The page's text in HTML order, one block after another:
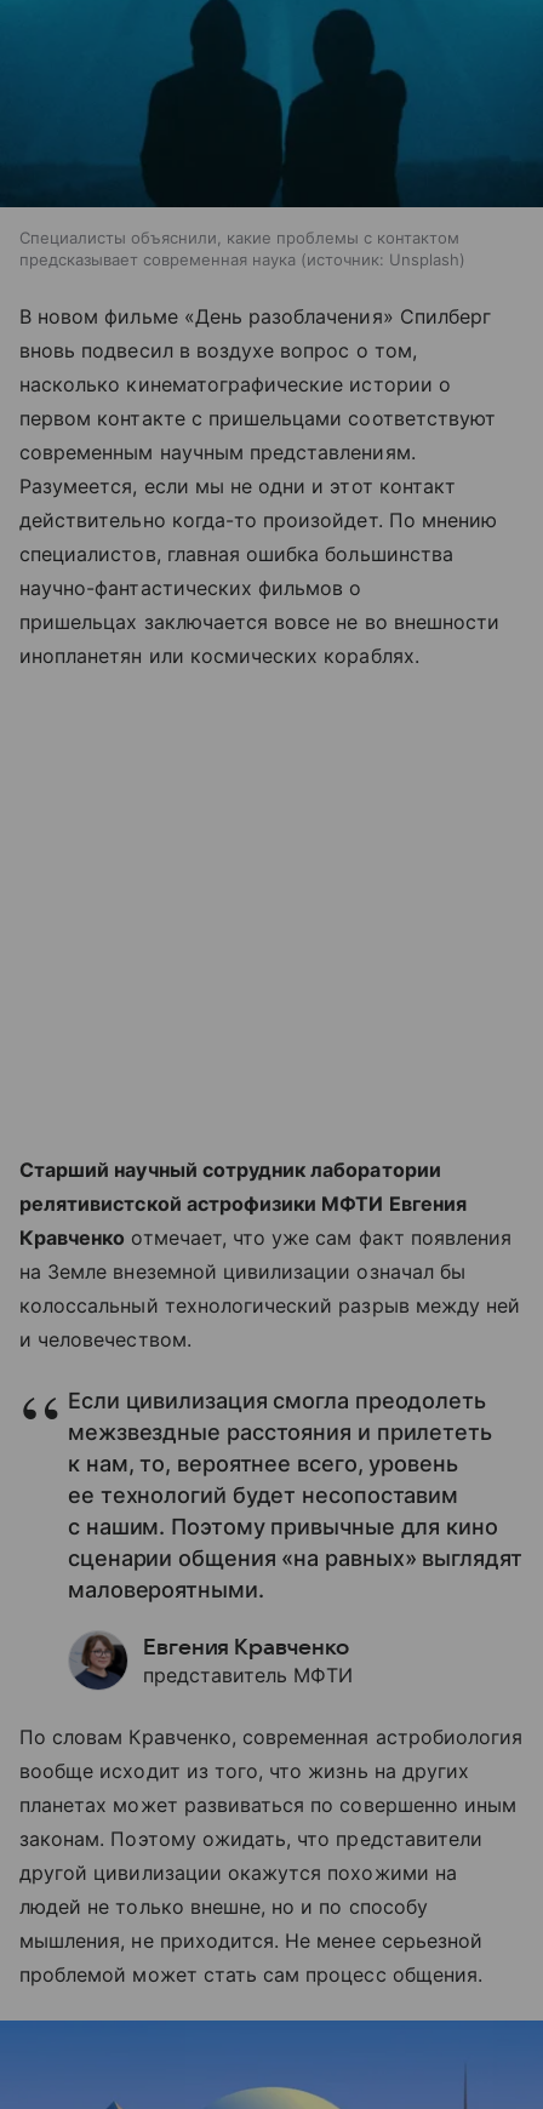
Специалисты объяснили, какие проблемы с контактом
предсказывает современная наука
источник: Unsplash
В новом фильме «День разоблачения» Спилберг
вновь подвесил в воздухе вопрос о том,
насколько кинематографические истории о
первом контакте с пришельцами соответствуют
современным научным представлениям.
Разумеется, если мы не одни и этот контакт
действительно когда-то произойдет. По мнению
специалистов, главная ошибка большинства
научно-фантастических фильмов о
пришельцах заключается вовсе не во внешности
инопланетян или космических кораблях.
Старший научный сотрудник лаборатории
релятивистской астрофизики МФТИ Евгения
Кравченко отмечает, что уже сам факт появления
на Земле внеземной цивилизации означал бы
колоссальный технологический разрыв между ней
и человечеством.
Если цивилизация смогла преодолеть
межзвездные расстояния и прилететь
к нам, то, вероятнее всего, уровень
ее технологий будет несопоставим
с нашим. Поэтому привычные для кино
сценарии общения «на равных» выглядят
маловероятными.
Евгения Кравченко
представитель МФТИ
По словам Кравченко, современная астробиология
вообще исходит из того, что жизнь на других
планетах может развиваться по совершенно иным
законам. Поэтому ожидать, что представители
другой цивилизации окажутся похожими на
людей не только внешне, но и по способу
мышления, не приходится. Не менее серьезной
проблемой может стать сам процесс общения.